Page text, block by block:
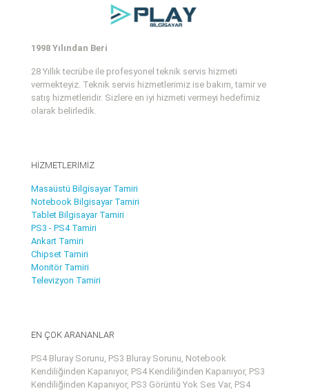
1998 Yılından Beri
28 Yıllık tecrübe ile profesyonel teknik servis hizmeti
vermekteyiz. Teknik servis hizmetlerimiz ise bakım, tamir ve
satış hizmetleridir. Sizlere en iyi hizmeti vermeyi hedefimiz
olarak belirledik.
HİZMETLERİMİZ
Masaüstü Bilgisayar Tamiri
Notebook Bilgisayar Tamiri
Tablet Bilgisayar Tamiri
PS3 - PS4 Tamiri
Ankart Tamiri
Chipset Tamiri
Monitör Tamiri
Televizyon Tamiri
EN ÇOK ARANANLAR
PS4 Bluray Sorunu, PS3 Bluray Sorunu, Notebook
Kendiliğinden Kapanıyor, PS4 Kendiliğinden Kapanıyor, PS3
Kendiliğinden Kapanıyor, PS3 Görüntü Yok Ses Var, PS4